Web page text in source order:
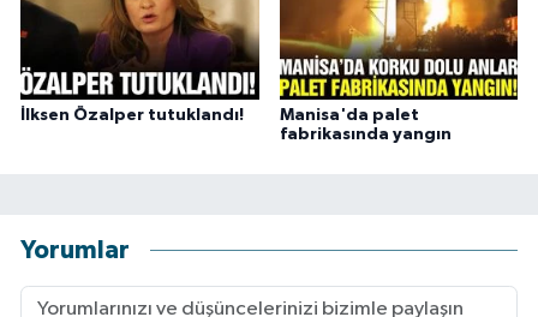
İlksen Özalper tutuklandı!
Manisa'da palet
fabrikasında yangın
Yorumlar